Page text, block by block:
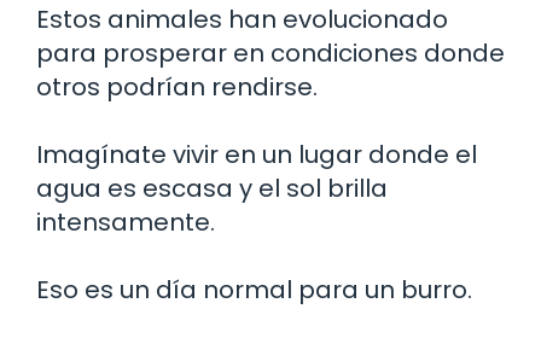
Estos animales han evolucionado
para prosperar en condiciones donde
otros podrían rendirse.
Imagínate vivir en un lugar donde el
agua es escasa y el sol brilla
intensamente.
Eso es un día normal para un burro.